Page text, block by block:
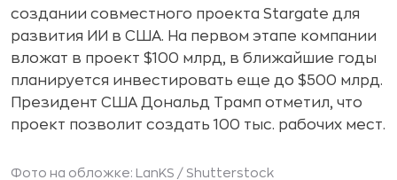
создании совместного проекта Stargate для
развития ИИ в США. На первом этапе компании
вложат в проект $100 млрд, в ближайшие годы
планируется инвестировать еще до $500 млрд.
Президент США Дональд Трамп отметил, что
проект позволит создать 100 тыс. рабочих мест.
Фото на обложке: LanKS / Shutterstock